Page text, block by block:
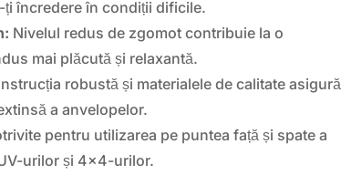
încredere în condiții dificile.
Nivelul redus de zgomot contribuie la o
mai plăcută și relaxantă.
robustă și materialele de calitate asigură
a anvelopelor.
pentru utilizarea pe puntea față și spate a
urilor și 4×4-urilor.